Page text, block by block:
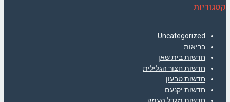
קטגוריות
Uncategorized
בריאות
חדשות בית שאן
חדשות חצור הגלילית
חדשות טבעון
חדשות יקנעם
חדשות מגדל העמק